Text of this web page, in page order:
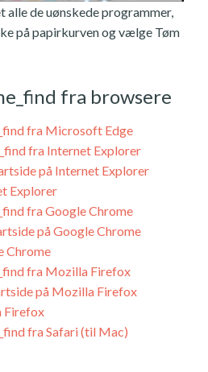
alle de uønskede programmer,
på papirkurven og vælge Tøm
fra browsere
fra Microsoft Edge
fra Internet Explorer
på Internet Explorer
Explorer
fra Google Chrome
på Google Chrome
Chrome
fra Mozilla Firefox
på Mozilla Firefox
Firefox
fra Safari (til Mac)